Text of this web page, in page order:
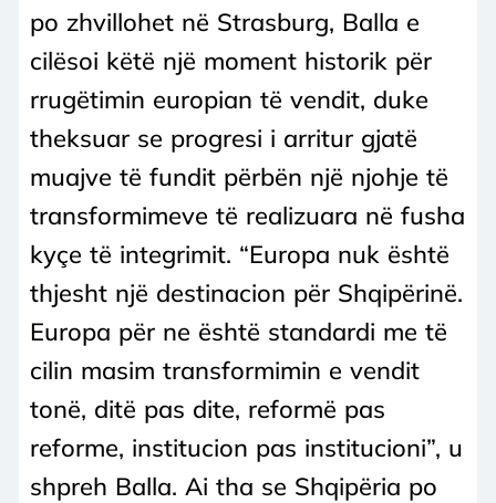
po zhvillohet në Strasburg, Balla e
cilësoi këtë një moment historik për
rrugëtimin europian të vendit, duke
theksuar se progresi i arritur gjatë
muajve të fundit përbën një njohje të
transformimeve të realizuara në fusha
kyçe të integrimit. “Europa nuk është
thjesht një destinacion për Shqipërinë.
Europa për ne është standardi me të
cilin masim transformimin e vendit
tonë, ditë pas dite, reformë pas
reforme, institucion pas institucioni”, u
shpreh Balla. Ai tha se Shqipëria po